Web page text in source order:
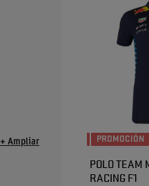
+ Ampliar PROMOCIÓN
POLO TEAM
RACING F1